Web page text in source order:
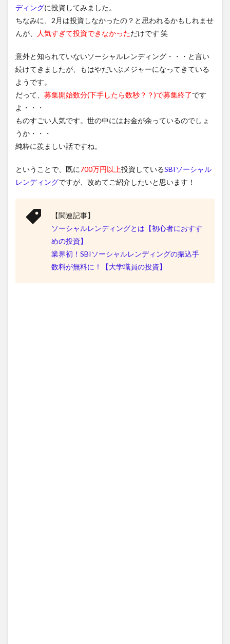
ディングに投資してみました。
ちなみに、2月は投資しなかったの？と思われるかもしれませ
んが、
人気すぎて投資できなかっただけです 笑
意外と知られていないソーシャルレンディング・・・と言い
続けてきましたが、もはやだいぶメジャーになってきている
ようです。
だって、 募集開始数分(下手したら数秒？？)で募集終了です
よ・・・
ものすごい人気です。世の中にはお金が余っているのでしょ
うか・・・
純粋に羨ましい話ですね。
ということで、既に700万円以上投資しているSBIソーシャル
レンディングですが、改めてご紹介したいと思います！
【関連記事】
ソーシャルレンディングとは【初心者におすす
めの投資】
業界初！SBIソーシャルレンディングの振込手
数料が無料に！【大学職員の投資】